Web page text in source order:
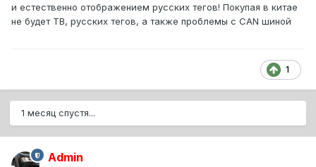
и естественно отображением русских тегов! Покупая в китае
не будет ТВ, русских тегов, а также проблемы с CAN шиной
1
1 месяц спустя...
Admin